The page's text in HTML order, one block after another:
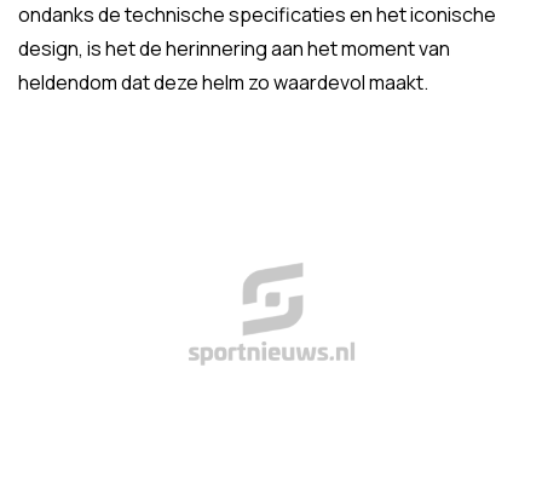
ondanks de technische specificaties en het iconische
design, is het de herinnering aan het moment van
heldendom dat deze helm zo waardevol maakt.